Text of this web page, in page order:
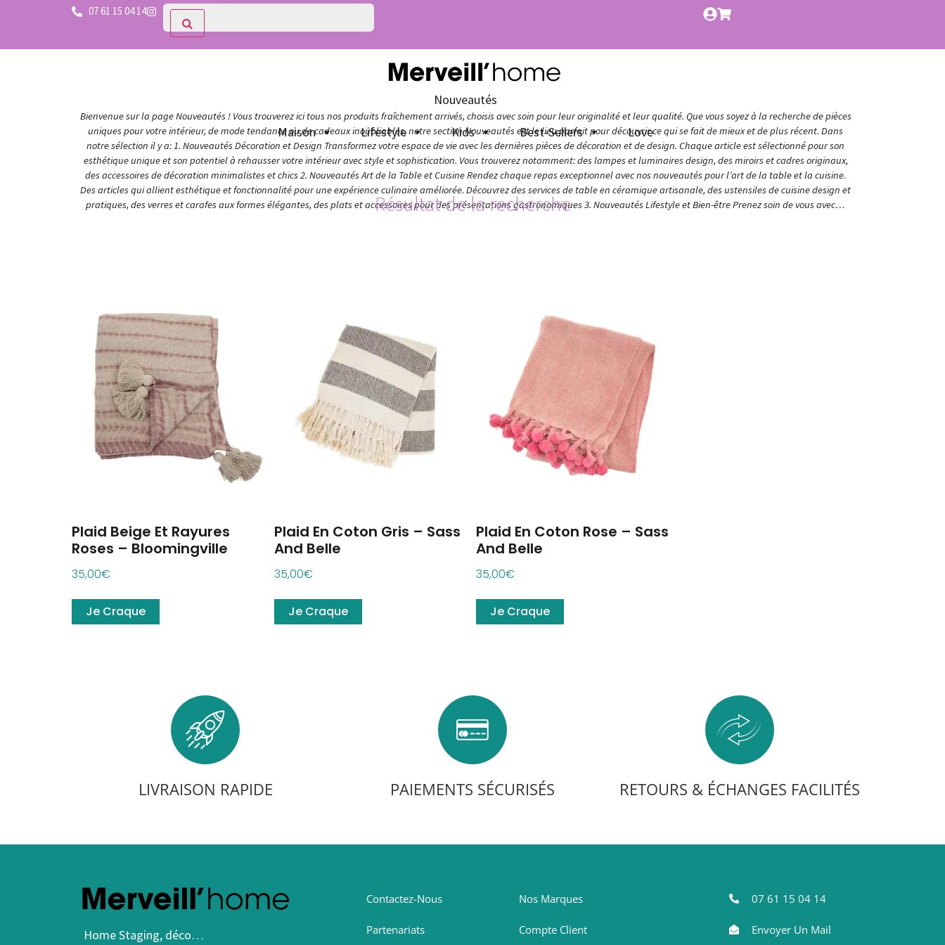
07 61 15 04 14
Nouveautés
Bienvenue sur la page Nouveautés ! Vous trouverez ici tous nos produits fraîchement arrivés, choisis avec soin pour leur originalité et leur qualité. Que vous soyez à la recherche de pièces
uniques pour votre intérieur, de mode tendance ou de cadeaux inoubliables, notre section Nouveautés est le lieu parfait pour découvrir ce qui se fait de mieux et de plus récent. Dans
notre sélection il y a: 1. Nouveautés Décoration et Design Transformez votre espace de vie avec les dernières pièces de décoration et de design. Chaque article est sélectionné pour son
esthétique unique et son potentiel à rehausser votre intérieur avec style et sophistication. Vous trouverez notamment: des lampes et luminaires design, des miroirs et cadres originaux,
des accessoires de décoration minimalistes et chics 2. Nouveautés Art de la Table et Cuisine Rendez chaque repas exceptionnel avec nos nouveautés pour l’art de la table et la cuisine.
Des articles qui allient esthétique et fonctionnalité pour une expérience culinaire améliorée. Découvrez des services de table en céramique artisanale, des ustensiles de cuisine design et
pratiques, des verres et carafes aux formes élégantes, des plats et accessoires pour des présentations gastronomiques 3. Nouveautés Lifestyle et Bien-être Prenez soin de vous avec…
Maison Lifestyle Kids Best-Sellers Love
Résultat de la recherche
Plaid Beige Et Rayures
Roses – Bloomingville
35,00€
Je Craque
Plaid En Coton Gris – Sass
And Belle
35,00€
Je Craque
Plaid En Coton Rose – Sass
And Belle
35,00€
Je Craque
LIVRAISON RAPIDE PAIEMENTS SÉCURISÉS RETOURS & ÉCHANGES FACILITÉS
Home Staging, déco…
Contactez-Nous
Partenariats
Nos Marques
Compte Client
07 61 15 04 14
Envoyer Un Mail